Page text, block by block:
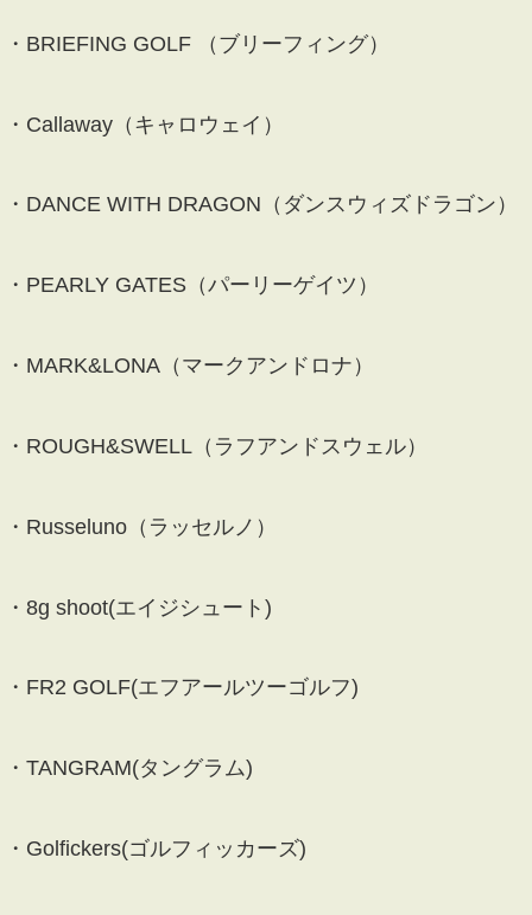
・BRIEFING GOLF （ブリーフィング）
・Callaway（キャロウェイ）
・DANCE WITH DRAGON（ダンスウィズドラゴン）
・PEARLY GATES（パーリーゲイツ）
・MARK&LONA（マークアンドロナ）
・ROUGH&SWELL（ラフアンドスウェル）
・Russeluno（ラッセルノ）
・8g shoot(エイジシュート)
・FR2 GOLF(エフアールツーゴルフ)
・TANGRAM(タングラム)
・Golfickers(ゴルフィッカーズ)